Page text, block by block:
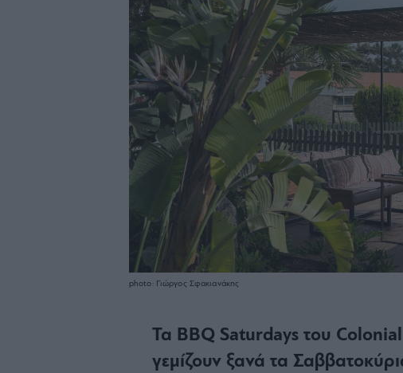
photo: Γιώργος Σφακιανάκης
Τα BBQ Saturdays του
γεμίζουν ξανά τα